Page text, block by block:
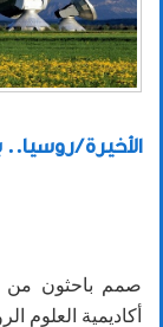
الأخيرة /
صمم باحثون من
أكاديمية العلوم